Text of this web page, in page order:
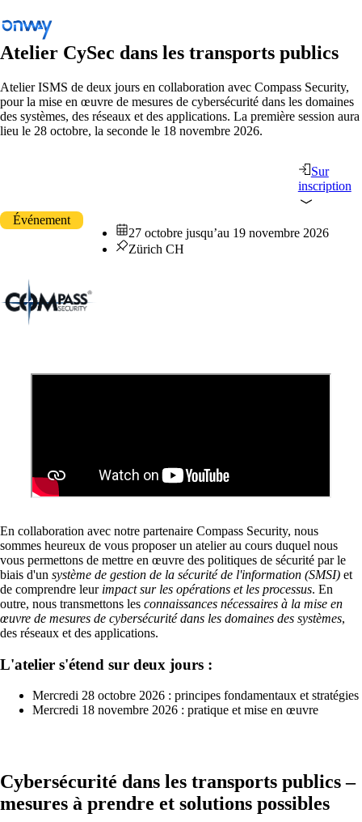
Retour
Connecter les sites et les équipements
Transports publics
Sécurité
connexions sûres et stables - pour une qualité
Périphériques sur le réseau
Accès au réseau personnalisé et sécurisé selon
vos besoins.
Internet of Things
L'Internet des objets conquiert le monde
numérique – nos logiciels vous permettent de
connecter sans problème les appareils les plus
divers.
Atelier CySec dans les transports publics
Atelier ISMS de deux jours en collaboration avec Compass Security,
pour la mise en œuvre de mesures de cybersécurité dans les domaines
des systèmes, des réseaux et des applications. La première session aura
lieu le 28 octobre, la seconde le 18 novembre 2026.
Sur
inscription
Événement
27 octobre jusqu’au 19 novembre 2026
Zürich CH
En collaboration avec notre partenaire Compass Security, nous
sommes heureux de vous proposer un atelier au cours duquel nous
vous permettons de mettre en œuvre des politiques de sécurité par le
biais d'un système de gestion de la sécurité de l'information (SMSI) et
de comprendre leur impact sur les opérations et les processus. En
outre, nous transmettons les connaissances nécessaires à la mise en
œuvre de mesures de cybersécurité dans les domaines des systèmes,
des réseaux et des applications.
L'atelier s'étend sur deux jours :
Mercredi 28 octobre 2026 : principes fondamentaux et stratégies
Mercredi 18 novembre 2026 : pratique et mise en œuvre
Cybersécurité dans les transports publics –
mesures à prendre et solutions possibles